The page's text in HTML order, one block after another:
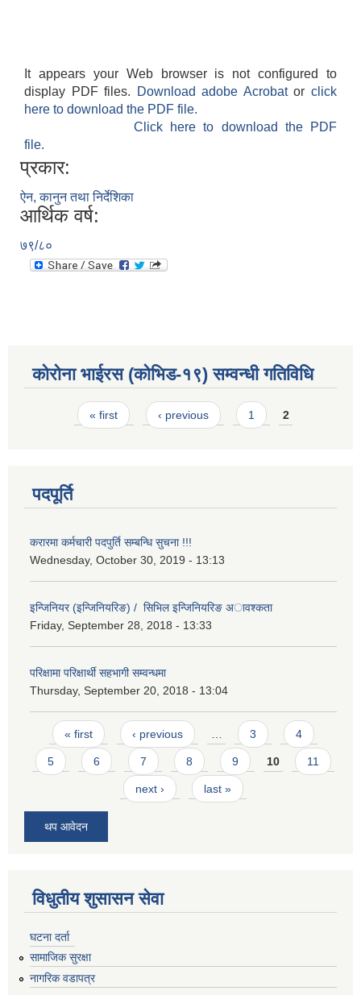
It appears your Web browser is not configured to
display PDF files.
Download adobe Acrobatorclick
here to download the PDF file.
Click here to download the PDF
file.
प्रकार:
ऐन, कानुन तथा निर्देशिका
आर्थिक वर्ष:
७९/८०
कोरोना भाईरस (कोभिड-१९) सम्वन्धी गतिविधि
Pages« first ‹ previous 1 2
पदपूर्ति
करारमा कर्मचारी पदपुर्ति सम्बन्धि सुचना !!!
Wednesday, October 30, 2019 - 13:13
इन्जिनियर (इन्जिनियरिङ) / सिभिल इन्जिनियरिङ अावश्कता
Friday, September 28, 2018 - 13:33
परिक्षामा परिक्षार्थी सहभागी सम्वन्धमा
Thursday, September 20, 2018 - 13:04
Pages
« first ‹ previous … 3 4
5 6 7 8 9 10 11
next › last »
थप आवेदन
विधुतीय शुसासन सेवा
घटना दर्ता
सामाजिक सुरक्षा
नागरिक वडापत्र